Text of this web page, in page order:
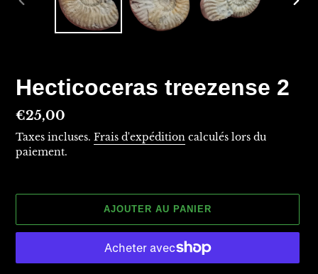
DIAPOSITIVE
PRÉCÉDENTE
Hecticoceras treezense 2
Prix
normal
€25,00
Taxes incluses. Frais d'expédition calculés lors du
paiement.
AJOUTER AU PANIER